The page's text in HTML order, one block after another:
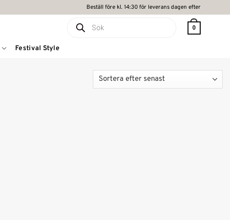
Beställ före kl. 14:30 för leverans dagen efter
0
Festival Style